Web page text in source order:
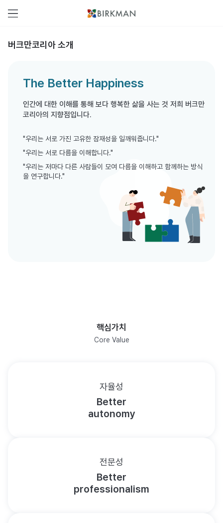
버크만코리아 소개
The Better Happiness
인간에 대한 이해를 통해 보다 행복한 삶을 사는 것 저희 버크만
코리아의 지향점입니다.
"우리는 서로 가진 고유한 잠재성을 일깨워줍니다."
"우리는 서로 다름을 이해합니다."
"우리는 저마다 다른 사람들이 모여 다름을 이해하고 함께하는 방식
을 연구합니다."
핵심가치
Core Value
자율성
Better
autonomy
전문성
Better
professionalism